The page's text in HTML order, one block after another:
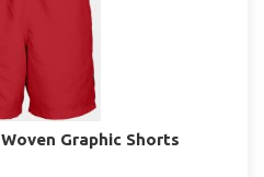
Graphic Shorts